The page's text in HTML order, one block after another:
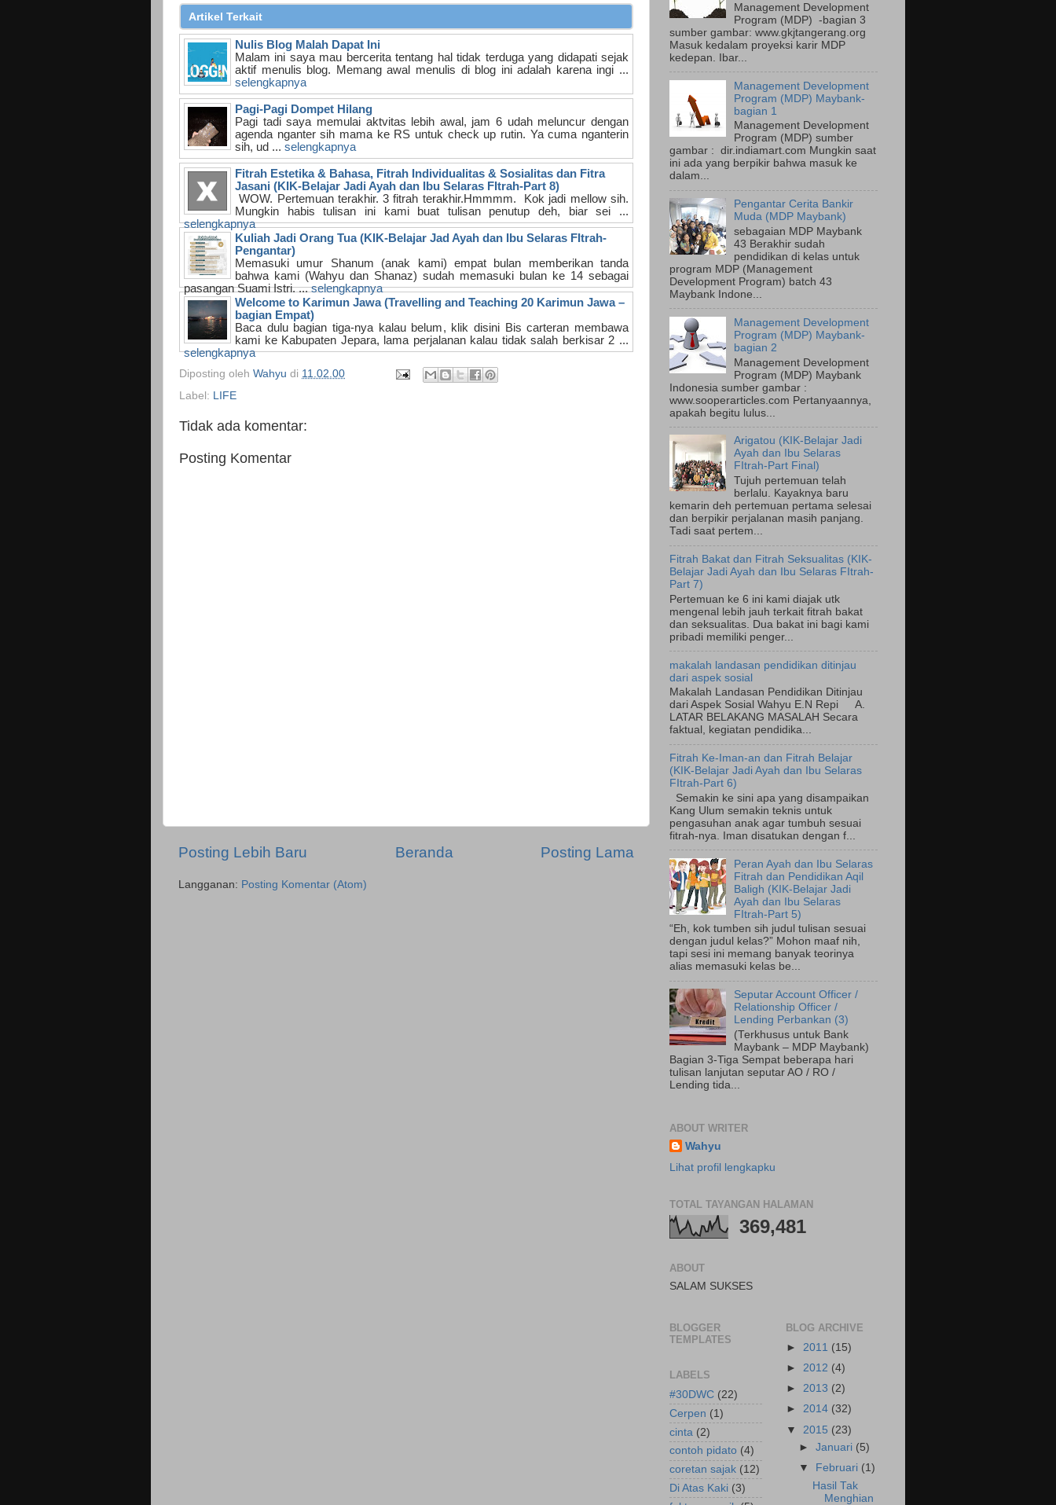
Artikel Terkait
Nulis Blog Malah Dapat Ini
Malam ini saya mau bercerita tentang hal tidak terduga yang didapati sejak
aktif menulis blog. Memang awal menulis di blog ini adalah karena ingi ...
selengkapnya
Pagi-Pagi Dompet Hilang
Pagi tadi saya memulai aktvitas lebih awal, jam 6 udah meluncur dengan
agenda nganter sih mama ke RS untuk check up rutin. Ya cuma nganterin
sih, ud ... selengkapnya
Fitrah Estetika & Bahasa, Fitrah Individualitas & Sosialitas dan Fitra
Jasani (KIK-Belajar Jadi Ayah dan Ibu Selaras FItrah-Part 8)
WOW. Pertemuan terakhir. 3 fitrah terakhir.Hmmmm. Kok jadi mellow sih.
Mungkin habis tulisan ini kami buat tulisan penutup deh, biar sei ...
selengkapnya
Kuliah Jadi Orang Tua (KIK-Belajar Jad Ayah dan Ibu Selaras FItrah-
Pengantar)
Memasuki umur Shanum (anak kami) empat bulan memberikan tanda
bahwa kami (Wahyu dan Shanaz) sudah memasuki bulan ke 14 sebagai
pasangan Suami Istri. ...selengkapnya
Welcome to Karimun Jawa (Travelling and Teaching 20 Karimun Jawa –
bagian Empat)
Baca dulu bagian tiga-nya kalau belum, klik disini Bis carteran membawa
kami ke Kabupaten Jepara, lama perjalanan kalau tidak salah berkisar 2 ...
selengkapnya
Diposting oleh Wahyu di 11.02.00
Label: LIFE
Tidak ada komentar:
Posting Komentar
Posting Lebih Baru Posting Lama
Beranda
Langganan: Posting Komentar (Atom)
Management Development
Program (MDP) -bagian 3
sumber gambar: www.gkjtangerang.org
Masuk kedalam proyeksi karir MDP
kedepan. Ibar...
Management Development
Program (MDP) Maybank-
bagian 1
Management Development
Program (MDP) sumber
gambar : dir.indiamart.com Mungkin saat
ini ada yang berpikir bahwa masuk ke
dalam...
Pengantar Cerita Bankir
Muda (MDP Maybank)
sebagaian MDP Maybank
43 Berakhir sudah
pendidikan di kelas untuk
program MDP (Management
Development Program) batch 43
Maybank Indone...
Management Development
Program (MDP) Maybank-
bagian 2
Management Development
Program (MDP) Maybank
Indonesia sumber gambar :
www.sooperarticles.com Pertanyaannya,
apakah begitu lulus...
Arigatou (KIK-Belajar Jadi
Ayah dan Ibu Selaras
FItrah-Part Final)
Tujuh pertemuan telah
berlalu. Kayaknya baru
kemarin deh pertemuan pertama selesai
dan berpikir perjalanan masih panjang.
Tadi saat pertem...
Fitrah Bakat dan Fitrah Seksualitas (KIK-
Belajar Jadi Ayah dan Ibu Selaras FItrah-
Part 7)
Pertemuan ke 6 ini kami diajak utk
mengenal lebih jauh terkait fitrah bakat
dan seksualitas. Dua bakat ini bagi kami
pribadi memiliki penger...
makalah landasan pendidikan ditinjau
dari aspek sosial
Makalah Landasan Pendidikan Ditinjau
dari Aspek Sosial Wahyu E.N Repi A.
LATAR BELAKANG MASALAH Secara
faktual, kegiatan pendidika...
Fitrah Ke-Iman-an dan Fitrah Belajar
(KIK-Belajar Jadi Ayah dan Ibu Selaras
FItrah-Part 6)
Semakin ke sini apa yang disampaikan
Kang Ulum semakin teknis untuk
pengasuhan anak agar tumbuh sesuai
fitrah-nya. Iman disatukan dengan f...
Peran Ayah dan Ibu Selaras
Fitrah dan Pendidikan Aqil
Baligh (KIK-Belajar Jadi
Ayah dan Ibu Selaras
FItrah-Part 5)
“Eh, kok tumben sih judul tulisan sesuai
dengan judul kelas?” Mohon maaf nih,
tapi sesi ini memang banyak teorinya
alias memasuki kelas be...
Seputar Account Officer /
Relationship Officer /
Lending Perbankan (3)
(Terkhusus untuk Bank
Maybank – MDP Maybank)
Bagian 3-Tiga Sempat beberapa hari
tulisan lanjutan seputar AO / RO /
Lending tida...
ABOUT WRITER
Wahyu
Lihat profil lengkapku
TOTAL TAYANGAN HALAMAN
369,481
ABOUT
SALAM SUKSES
BLOGGER
TEMPLATES
LABELS
#30DWC (22)
Cerpen (1)
cinta (2)
contoh pidato (4)
coretan sajak (12)
Di Atas Kaki (3)
BLOG ARCHIVE
► 2011 (15)
► 2012 (4)
► 2013 (2)
► 2014 (32)
▼ 2015 (23)
►Januari (5)
▼
Februari (1)
Hasil Tak
Menghian